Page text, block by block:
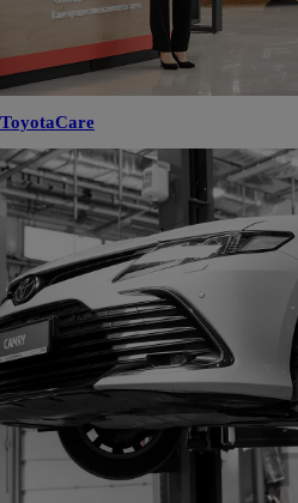
ToyotaCare